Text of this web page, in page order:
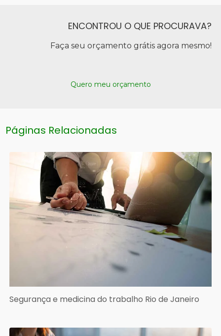
ENCONTROU O QUE PROCURAVA?
Faça seu orçamento grátis agora mesmo!
Quero meu orçamento
Páginas Relacionadas
Segurança e medicina do trabalho Rio de Janeiro